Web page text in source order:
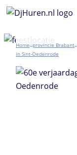
Ga
de
inhoud
Home>> Brabant>>
Sint-Oedenrode